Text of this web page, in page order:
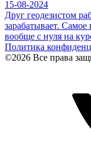
15-08-2024
Друг геодезистом
зарабатывает.
вообще с нуля на
Политика
©2026 Все права